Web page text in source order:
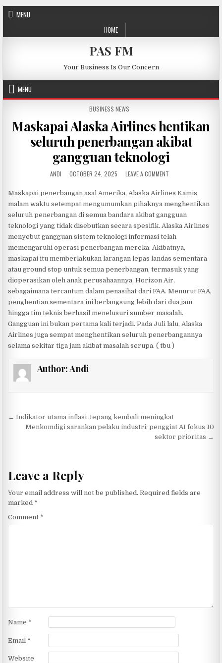
Skip to content
MENU
HOME
PAS FM
Your Business Is Our Concern
MENU
POSTED IN
BUSINESS NEWS
Maskapai Alaska Airlines hentikan
seluruh penerbangan akibat
gangguan teknologi
AUTHOR:
ANDI PUBLISHED DATE:
OCTOBER 24, 2025 LEAVE A COMMENTON MASKAPAI
Maskapai penerbangan asal Amerika, Alaska Airlines Kamis
malam waktu setempat mengumumkan pihaknya menghentikan
seluruh penerbangan di semua bandara akibat gangguan
teknologi yang tidak disebutkan secara spesifik. Alaska Airlines
menyebut gangguan sistem teknologi informasi telah
memengaruhi operasi penerbangan mereka. Akibatnya,
maskapai itu memberlakukan larangan lepas landas sementara
atau ground stop untuk semua penerbangan, termasuk yang
dioperasikan oleh anak perusahaannya, Horizon Air,
sebagaimana tercantum dalam penasihat dari FAA. Menurut FAA,
penghentian sementara ini berlangsung lebih dari dua jam,
hingga tim teknis berhasil menelusuri sumber masalah.
Gangguan ini bukan pertama kali terjadi. Pada Juli lalu, Alaska
Airlines juga sempat menghentikan seluruh penerbangannya
selama sekitar tiga jam akibat masalah serupa. ( tbu )
Author:Andi
Post navigation
← Indikator utama inflasi Jepang kembali meningkat
Menkomdigi sarankan pelaku industri, penggiat AI fokus 10
sektor prioritas →
Leave a Reply
Your email address will not be published. Required fields are
marked *
Comment *
Name *
Email *
Website